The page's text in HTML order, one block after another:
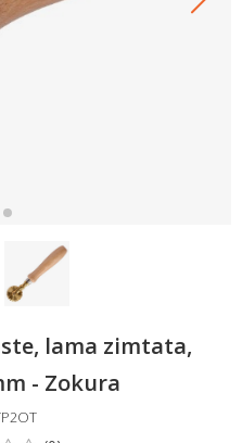
lama zimtata,
- Zokura